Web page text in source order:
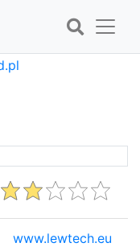
www.lewtech.eu